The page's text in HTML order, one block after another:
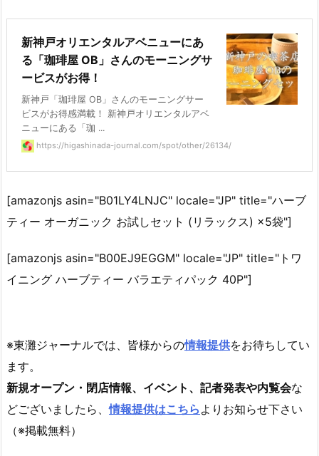
新神戸オリエンタルアベニューにあ
る「珈琲屋 OB」さんのモーニングサ
ービスがお得！
新神戸「珈琲屋 OB」さんのモーニングサー
ビスがお得感満載！ 新神戸オリエンタルアベ
ニューにある「珈 ...
https://higashinada-journal.com/spot/other/26134/
[amazonjs asin="B01LY4LNJC" locale="JP" title="ハーブ
ティー オーガニック お試しセット (リラックス) ×5袋"]
[amazonjs asin="B00EJ9EGGM" locale="JP" title="トワ
イニング ハーブティー バラエティパック 40P"]
※東灘ジャーナルでは、皆様からの情報提供をお待ちしてい
ます。
新規オープン・閉店情報、イベント、記者発表や内覧会な
どございましたら、情報提供はこちら よりお知らせ下さい
（※掲載無料）